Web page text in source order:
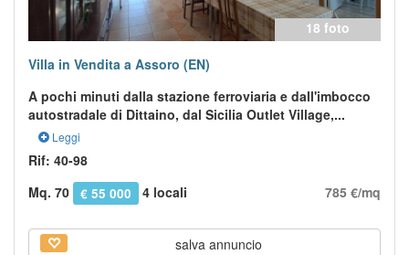
18 foto
Villa in Vendita a Assoro (EN)
A pochi minuti dalla stazione ferroviaria e dall'imbocco
autostradale di Dittaino, dal Sicilia Outlet Village,...
Leggi
Rif: 40-98
Mq. 70
€ 55 000 4 locali 785 €/mq
salva annuncio